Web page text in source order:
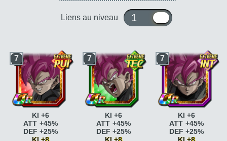
Liens au niveau 1 ou 10
7
KI +6
ATT +45%
DEF +25%
7
KI +6
ATT +45%
DEF +25%
7
KI +6
ATT +45%
DEF +25%